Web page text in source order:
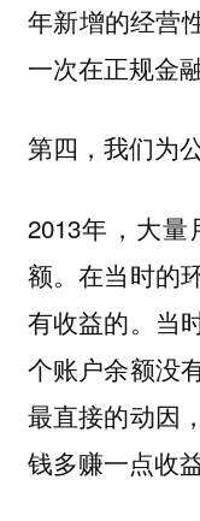
年新增的经营
一次在正规金
第四，我们为
2013年，大
额。在当时的
有收益的。当
个账户余额没
最直接的动因
钱多赚一点收益